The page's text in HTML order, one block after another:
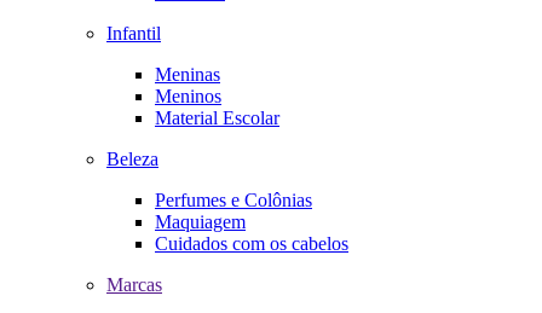
Infantil
Meninas
Meninos
Material Escolar
Beleza
Perfumes e Colônias
Maquiagem
Cuidados com os cabelos
Marcas